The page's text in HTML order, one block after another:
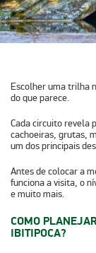
Escolher uma trilha
do que parece.
Cada circuito revela
cachoeiras, grutas,
um dos principais
Antes de colocar a
funciona a visita, o
e muito mais.
COMO
IBITIPOCA?